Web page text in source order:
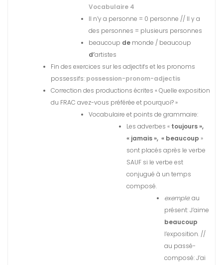
Vocabulaire 4
Il n’y a personne = 0 personne // Il y a
des personnes = plusieurs personnes
beaucoup de monde / beaucoup
d’artistes
Fin des exercices sur les adjectifs et les pronoms
possessifs: possession-pronom-adjectis
Correction des productions écrites « Quelle exposition
du FRAC avez-vous préférée et pourquoi? »
Vocabulaire et points de grammaire:
Les adverbes « toujours »,
« jamais », « beaucoup »
sont placés après le verbe
SAUF si le verbe est
conjugué à un temps
composé.
exemple: au
présent: J’aime
beaucoup
l’exposition. //
au passé-
composé: J’ai